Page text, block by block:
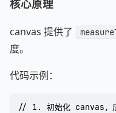
核心原理
canvas 提供了
度。
代码示例：
// 1. 初始化 canvas，